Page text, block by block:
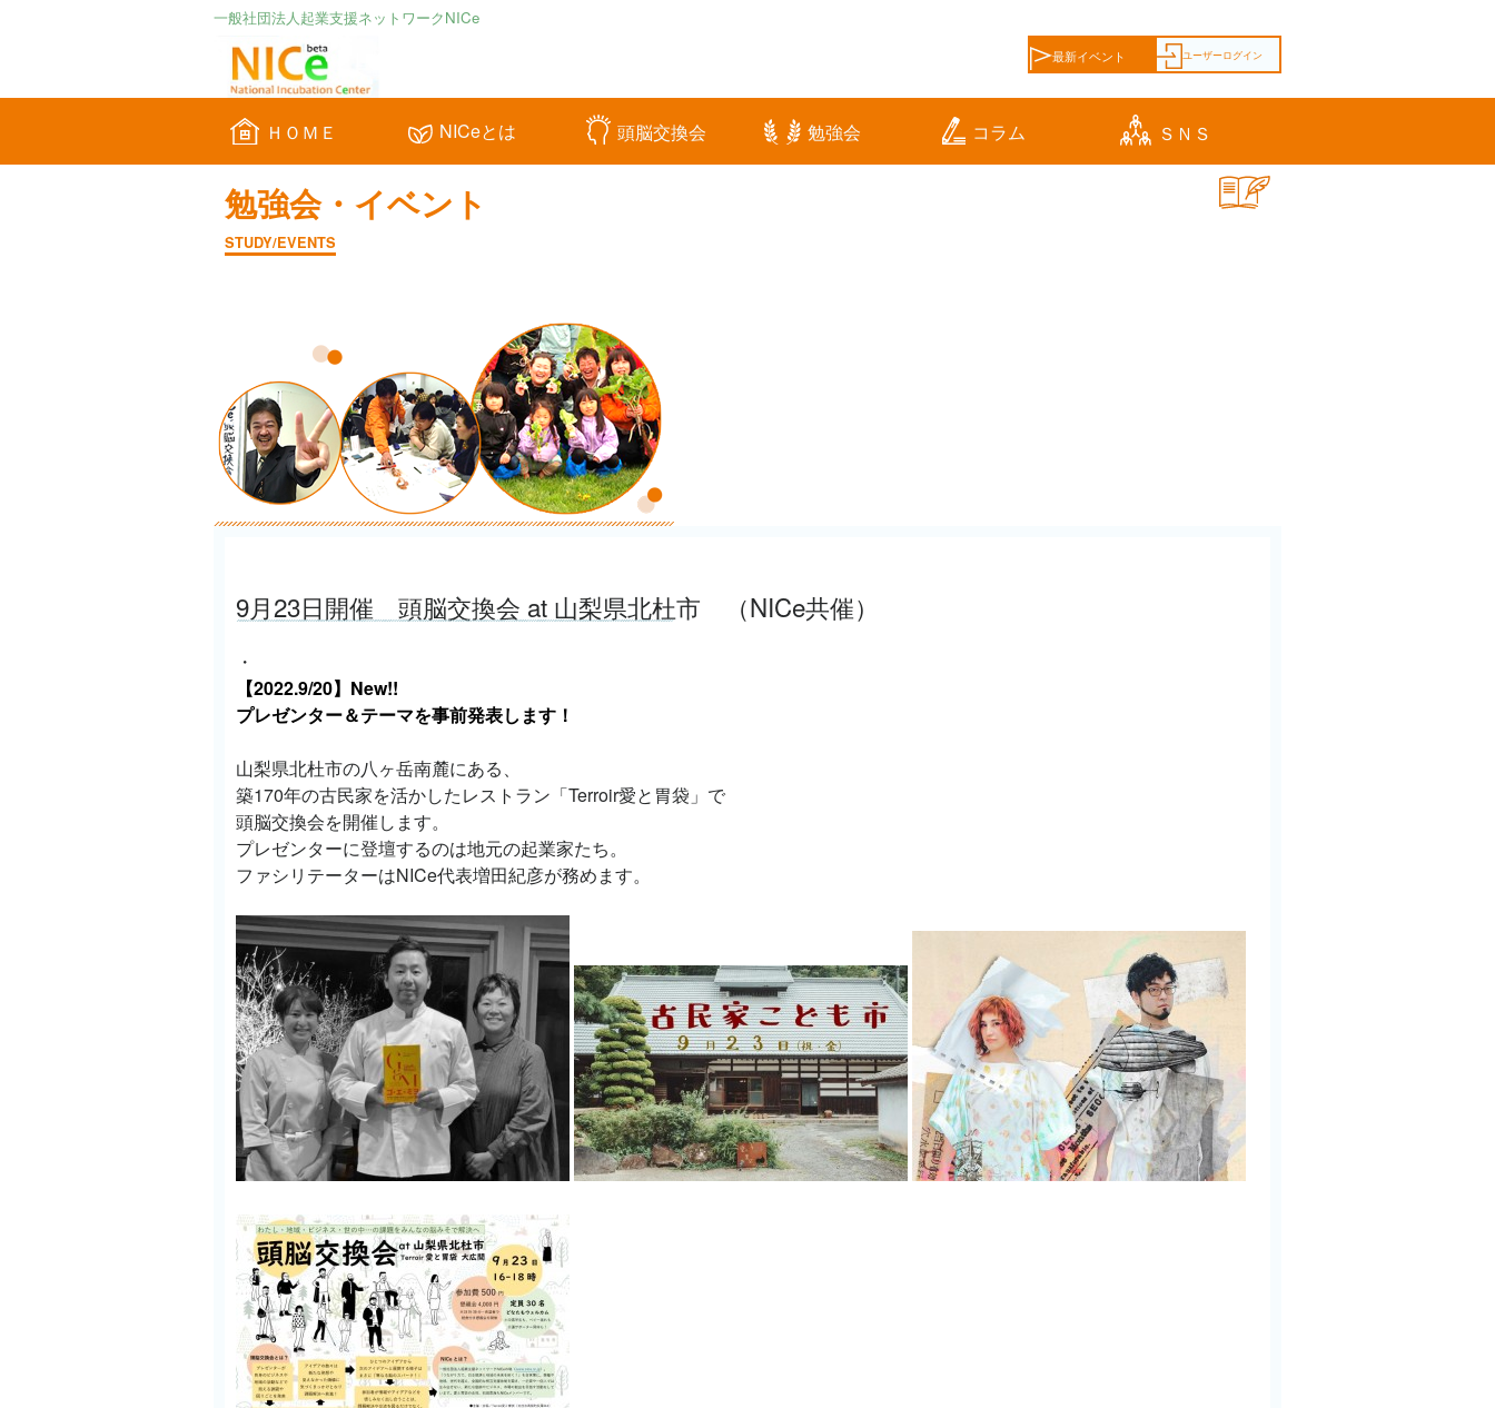
一般社団法人起業支援ネットワークNICe
ユーザーログイン
最新イベント
ＨＯＭＥ NICeとは 頭脳交換会 勉強会 コラム ＳＮＳ
勉強会・イベント
STUDY/EVENTS
9月23日開催 頭脳交換会 at 山梨県北杜市 （NICe共催）
・
【2022.9/20】 New!!
プレゼンター＆テーマを事前発表します！
山梨県北杜市の八ヶ岳南麓にある、
築170年の古民家を活かしたレストラン「Terroir愛と胃袋」で
頭脳交換会を開催します。
プレゼンターに登壇するのは地元の起業家たち。
ファシリテーターはNICe代表増田紀彦が務めます。